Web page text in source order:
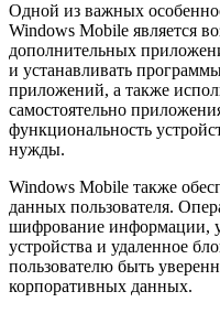
Одной из важных
Windows Mobile является
дополнительных
и устанавливать
приложений, а также
самостоятельно
функциональность
нужды.
Windows Mobile также
данных пользователя.
шифрование информации,
устройства и удаленное
пользователю быть
корпоративных данных.